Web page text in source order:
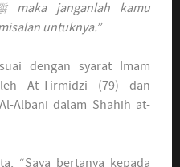
untuknya.”
dengan syarat Imam
At-Tirmidzi (79) dan
Albani dalam Shahih at-
“Saya bertanya kepada